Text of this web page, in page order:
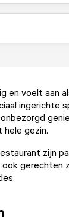
en voelt aan
ingerichte
gezin.
zijn
gerechten